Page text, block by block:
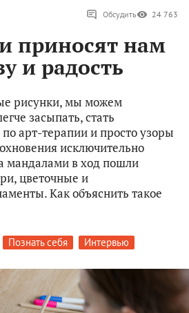
Обсудить 24 763
приносят нам
и радость
рисунки, мы можем
засыпать, стать
арт-терапии и просто узоры
исключительно
мандалами в ход пошли
цветочные и
Как объяснить такое
Познать себя Интервью